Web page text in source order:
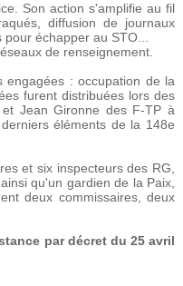
Son action s'amplifie au fil
diffusion de journaux
échapper au STO...
de renseignement.
: occupation de la
furent distribuées lors des
Jean Gironne des F-TP à
éléments de la 148e
et six inspecteurs des RG,
qu'un gardien de la Paix,
deux commissaires, deux
par décret du 25 avril